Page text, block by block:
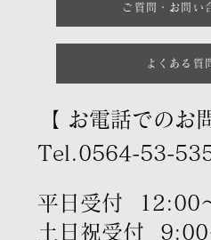
ご質問・お問い
よくある質
【 お電話でのお
Tel.0564-53-
平日受付 12:00
土日祝受付